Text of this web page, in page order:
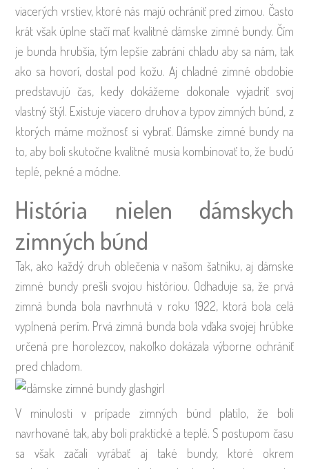
viacerých vrstiev, ktoré nás majú ochrániť pred zimou. Často
krát však úplne stačí mať kvalitné dámske zimné bundy. Čím
je bunda hrubšia, tým lepšie zabráni chladu aby sa nám, tak
ako sa hovorí, dostal pod kožu. Aj chladné zimné obdobie
predstavujú čas, kedy dokážeme dokonale vyjadriť svoj
vlastný štýl. Existuje viacero druhov a typov zimných búnd, z
ktorých máme možnosť si vybrať. Dámske zimné bundy na
to, aby boli skutočne kvalitné musia kombinovať to, že budú
teplé, pekné a módne.
História nielen dámskych
zimných búnd
Tak, ako každý druh oblečenia v našom šatníku, aj dámske
zimné bundy prešli svojou históriou. Odhaduje sa, že prvá
zimná bunda bola navrhnutá v roku 1922, ktorá bola celá
vyplnená perím. Prvá zimná bunda bola vďaka svojej hrúbke
určená pre horolezcov, nakoľko dokázala výborne ochrániť
pred chladom.
V minulosti v prípade zimných búnd platilo, že boli
navrhované tak, aby boli praktické a teplé. S postupom času
sa však začali vyrábať aj také bundy, ktoré okrem